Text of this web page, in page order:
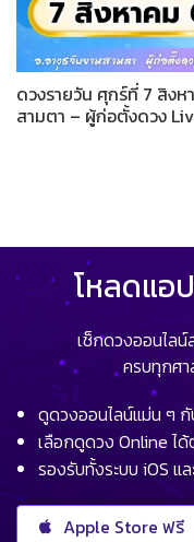
ดวงรายวัน ศุกร์ที่ 7 สิงห
สามตา – ผู้ก่อตั้งดวง
โหลดแอ
เช็กดวงออนไล
ครบทุกศ
ดูดวงออนไลน์แม่น ๆ
เลือกดูดวง Online ไ
รองรับทั้งระบบ iOS แ
Apple Store ฟรี